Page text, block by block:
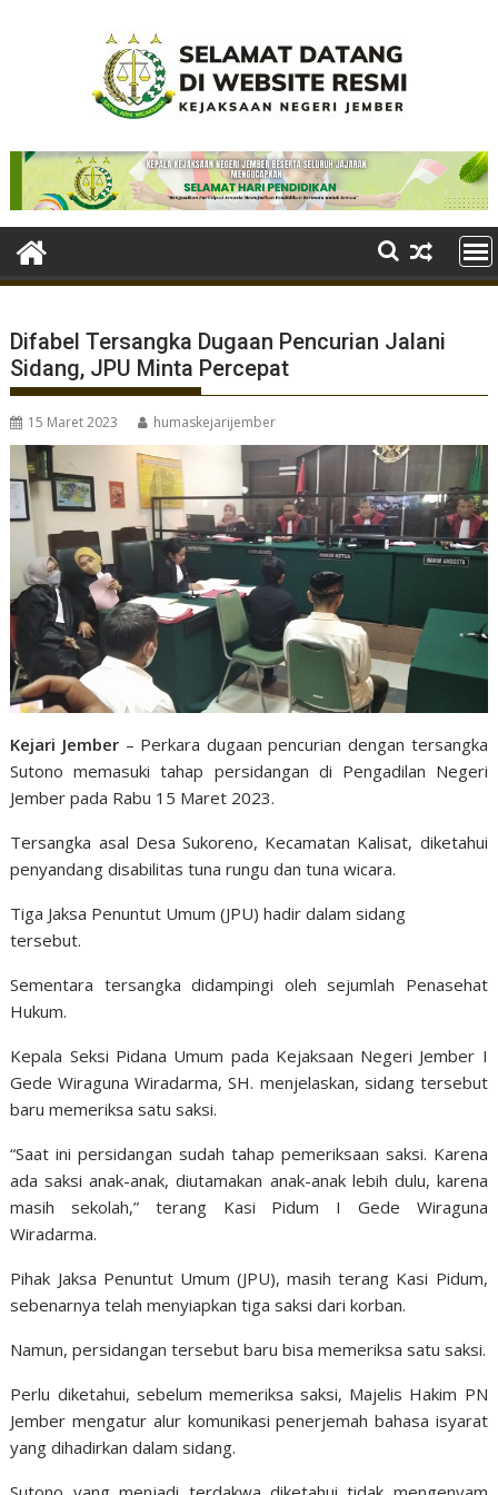
Difabel Tersangka Dugaan Pencurian Jalani
Sidang, JPU Minta Percepat
15 Maret 2023 humaskejarijember
Kejari Jember – Perkara dugaan pencurian dengan tersangka
Sutono memasuki tahap persidangan di Pengadilan Negeri
Jember pada Rabu 15 Maret 2023.
Tersangka asal Desa Sukoreno, Kecamatan Kalisat, diketahui
penyandang disabilitas tuna rungu dan tuna wicara.
Tiga Jaksa Penuntut Umum (JPU) hadir dalam sidang
tersebut.
Sementara tersangka didampingi oleh sejumlah Penasehat
Hukum.
Kepala Seksi Pidana Umum pada Kejaksaan Negeri Jember I
Gede Wiraguna Wiradarma, SH. menjelaskan, sidang tersebut
baru memeriksa satu saksi.
“Saat ini persidangan sudah tahap pemeriksaan saksi. Karena
ada saksi anak-anak, diutamakan anak-anak lebih dulu, karena
masih sekolah,” terang Kasi Pidum I Gede Wiraguna
Wiradarma.
Pihak Jaksa Penuntut Umum (JPU), masih terang Kasi Pidum,
sebenarnya telah menyiapkan tiga saksi dari korban.
Namun, persidangan tersebut baru bisa memeriksa satu saksi.
Perlu diketahui, sebelum memeriksa saksi, Majelis Hakim PN
Jember mengatur alur komunikasi penerjemah bahasa isyarat
yang dihadirkan dalam sidang.